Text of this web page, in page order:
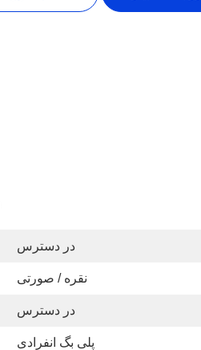
در دسترس
نقره / صورتی
در دسترس
پلی بگ انفرادی